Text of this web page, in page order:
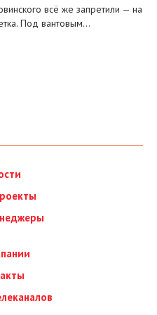
всё же запретили — на
Под вантовым…